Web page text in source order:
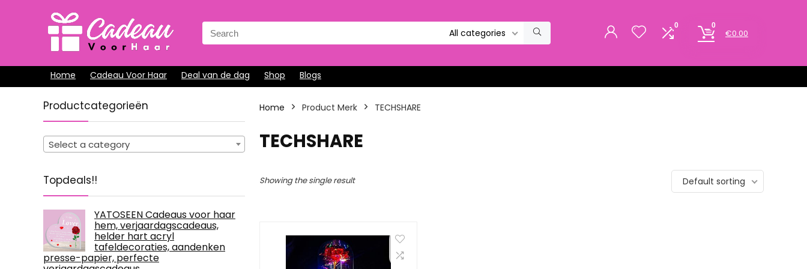
Search
for:
All categories
0 0
€0.00
Home Cadeau Voor Haar Deal van de dag Shop Blogs
Productcategorieën
Select a category
Topdeals!!
YATOSEEN Cadeaus voor haar
hem, verjaardagscadeaus,
helder hart acryl
tafeldecoraties, aandenken
presse-papier, perfecte
Home Product Merk ‎TECHSHARE
‎TECHSHARE
Showing the single result Default sorting